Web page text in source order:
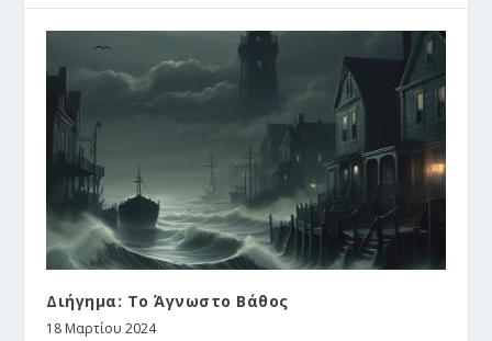
Διήγημα: Το Άγνωστο Βάθος
18 Μαρτίου 2024